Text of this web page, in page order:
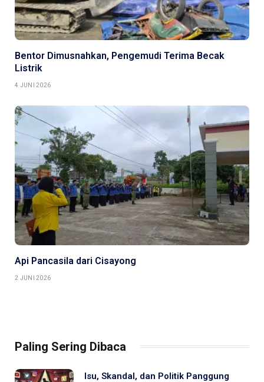
Bentor Dimusnahkan, Pengemudi Terima Becak
Listrik
4 JUNI 2026
Api Pancasila dari Cisayong
2 JUNI 2026
Paling Sering Dibaca
Isu, Skandal, dan Politik Panggung